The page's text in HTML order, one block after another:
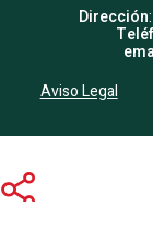
Dirección
Aviso Legal